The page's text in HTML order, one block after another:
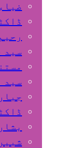
سید
سید